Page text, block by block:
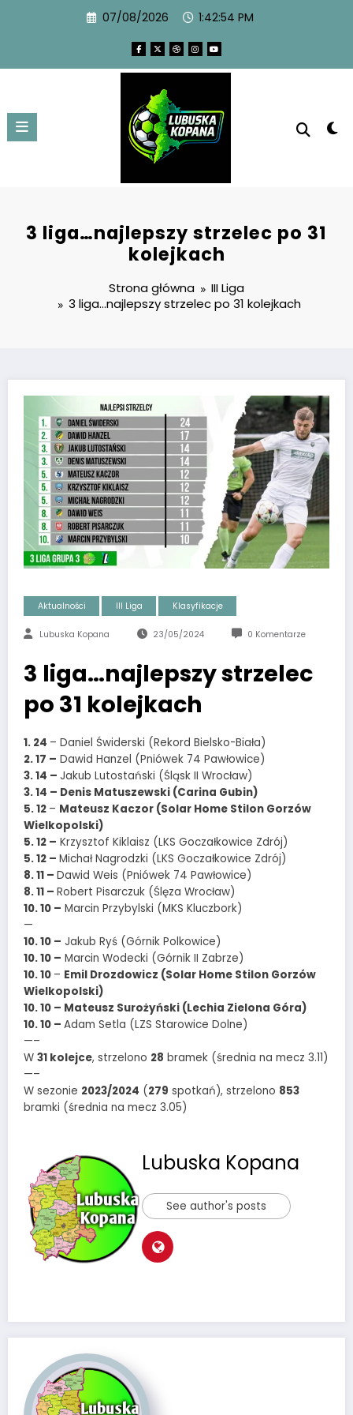
07/08/2026 1:42:55 PM
3 liga…najlepszy strzelec po 31
kolejkach
Strona główna
III Liga
3 liga…najlepszy strzelec po 31 kolejkach
Aktualności III Liga Klasyfikacje
Lubuska Kopana 23/05/2024 0 Komentarze
3 liga…najlepszy strzelec
po 31 kolejkach
1. 24 – Daniel Świderski (Rekord Bielsko-Biała)
2. 17 – Dawid Hanzel (Pniówek 74 Pawłowice)
3. 14 – Jakub Lutostański (Śląsk II Wrocław)
3. 14 – Denis Matuszewski (Carina Gubin)
5. 12 – Mateusz Kaczor (Solar Home Stilon Gorzów
Wielkopolski)
5. 12 – Krzysztof Kiklaisz (LKS Goczałkowice Zdrój)
5. 12 – Michał Nagrodzki (LKS Goczałkowice Zdrój)
8. 11 – Dawid Weis (Pniówek 74 Pawłowice)
8. 11 – Robert Pisarczuk (Ślęza Wrocław)
10. 10 – Marcin Przybylski (MKS Kluczbork)
—
10. 10 – Jakub Ryś (Górnik Polkowice)
10. 10 – Marcin Wodecki (Górnik II Zabrze)
10. 10 – Emil Drozdowicz (Solar Home Stilon Gorzów
Wielkopolski)
10. 10 – Mateusz Surożyński (Lechia Zielona Góra)
10. 10 – Adam Setla (LZS Starowice Dolne)
—–
W 31 kolejce, strzelono 28 bramek (średnia na mecz 3.11)
—–
W sezonie 2023/2024 (279 spotkań), strzelono 853
bramki (średnia na mecz 3.05)
Lubuska Kopana
See author's posts